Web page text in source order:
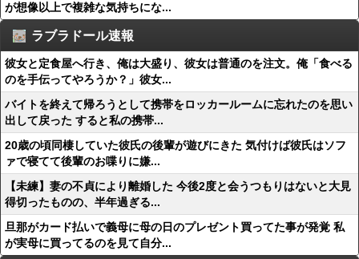
が想像以上で複雑な気持ちにな...
ラブラドール速報
彼女と定食屋へ行き、俺は大盛り、彼女は普通のを注文。俺「食べる
のを手伝ってやろうか？」彼女...
バイトを終えて帰ろうとして携帯をロッカールームに忘れたのを思い
出して戻った すると私の携帯...
20歳の頃同棲していた彼氏の後輩が遊びにきた 気付けば彼氏はソフ
ァで寝てて後輩のお喋りに嫌...
【未練】妻の不貞により離婚した 今後2度と会うつもりはないと大見
得切ったものの、半年過ぎる...
旦那がカード払いで義母に母の日のプレゼント買ってた事が発覚 私
が実母に買ってるのを見て自分...